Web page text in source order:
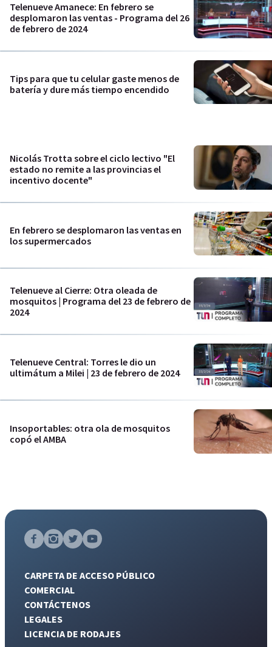
Telenueve Amanece: En febrero se
desplomaron las ventas - Programa del 26
de febrero de 2024
Tips para que tu celular gaste menos de
batería y dure más tiempo encendido
Nicolás Trotta sobre el ciclo lectivo "El
estado no remite a las provincias el
incentivo docente"
En febrero se desplomaron las ventas en
los supermercados
Telenueve al Cierre: Otra oleada de
mosquitos | Programa del 23 de febrero de
2024
Telenueve Central: Torres le dio un
ultimátum a Milei | 23 de febrero de 2024
Insoportables: otra ola de mosquitos
copó el AMBA
CARPETA DE ACCESO PÚBLICO
COMERCIAL
CONTÁCTENOS
LEGALES
LICENCIA DE RODAJES